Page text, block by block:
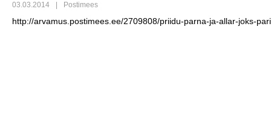
03.03.2014 Postimees
http://arvamus.postimees.ee/2709808/priidu-parna-ja-allar-joks-